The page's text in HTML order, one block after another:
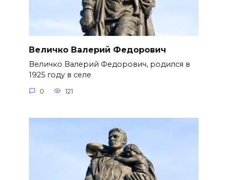
Величко Валерий Федорович
Величко Валерий Федорович, родился в
1925 году в селе
0 121